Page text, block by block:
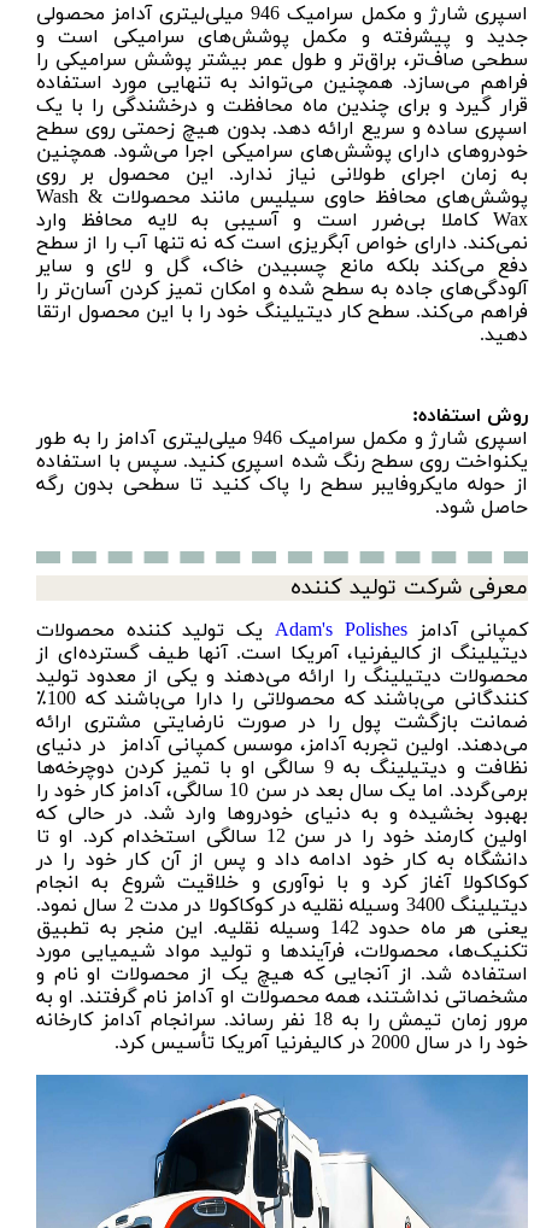
اسپری شارژ و مکمل سرامیک 946 میلی‌لیتری آدامز محصولی
جدید و پیشرفته و مکمل پوشش‌های سرامیکی است و
سطحی صاف‌تر، براق‌تر و طول عمر بیشتر پوشش سرامیکی را
فراهم می‌سازد. همچنین می‌تواند به تنهایی مورد استفاده
قرار گیرد و برای چندین ماه محافظت و درخشندگی را با یک
اسپری ساده و سریع ارائه دهد. بدون هیچ زحمتی روی سطح
خودروهای دارای پوشش‌های سرامیکی اجرا می‌شود. همچنین
به زمان اجرای طولانی نیاز ندارد. این محصول بر روی
پوشش‌های محافظ حاوی سیلیس مانند محصولات Wash &
Wax کاملا بی‌ضرر است و آسیبی به لایه محافظ وارد
نمی‌کند. دارای خواص آبگریزی است که نه تنها آب را از سطح
دفع می‌کند بلکه مانع چسبیدن خاک، گل و لای و سایر
آلودگی‌های جاده به سطح شده و امکان تمیز کردن آسان‌تر را
فراهم می‌کند. سطح کار دیتیلینگ خود را با این محصول ارتقا
دهید.
روش استفاده:
اسپری شارژ و مکمل سرامیک 946 میلی‌لیتری آدامز را به طور
یکنواخت روی سطح رنگ شده اسپری کنید. سپس با استفاده
از حوله مایکروفایبر سطح را پاک کنید تا سطحی بدون رگه
حاصل شود.
معرفی شرکت تولید کننده
کمپانی آدامزAdam's Polishes یک تولید کننده محصولات
دیتیلینگ از کالیفرنیا، آمریکا است. آنها طیف گسترده‌ای از
محصولات دیتیلینگ را ارائه می‌دهند و یکی از معدود تولید
کنندگانی می‌باشند که محصولاتی را دارا می‌باشند که 100٪
ضمانت بازگشت پول را در صورت نارضایتی مشتری ارائه
می‌دهند. اولین تجربه آدامز، موسس کمپانی آدامز در دنیای
نظافت و دیتیلینگ به 9 سالگی او با تمیز کردن دوچرخه‌ها
برمی‌گردد. اما یک سال بعد در سن 10 سالگی، آدامز کار خود را
بهبود بخشیده و به دنیای خودروها وارد شد. در حالی که
اولین کارمند خود را در سن 12 سالگی استخدام کرد. او تا
دانشگاه به کار خود ادامه داد و پس از آن کار خود را در
کوکاکولا آغاز کرد و با نوآوری و خلاقیت شروع به انجام
دیتیلینگ 3400 وسیله نقلیه در کوکاکولا در مدت 2 سال نمود.
یعنی هر ماه حدود 142 وسیله نقلیه. این منجر به تطبیق
تکنیک‌ها، محصولات، فرآیندها و تولید مواد شیمیایی مورد
استفاده شد. از آنجایی که هیچ یک از محصولات او نام و
مشخصاتی نداشتند، همه محصولات او آدامز نام گرفتند. او به
مرور زمان تیمش را به 18 نفر رساند. سرانجام آدامز کارخانه
خود را در سال 2000 در کالیفرنیا آمریکا تأسیس کرد.